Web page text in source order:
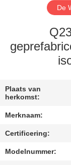
ONS
ONS
De
Plaats van
herkomst:
Merknaam:
Certificering:
Modelnummer: